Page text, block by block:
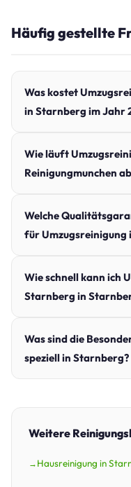
Häufig gestellte
Was kostet
in Starnberg im Jahr
Wie läuft
Reinigungmunchen
Welche
für Umzugsreinigung
Wie schnell kann ich
Starnberg in
Was sind die
speziell in Starnberg?
Weitere
Hausreinigung in